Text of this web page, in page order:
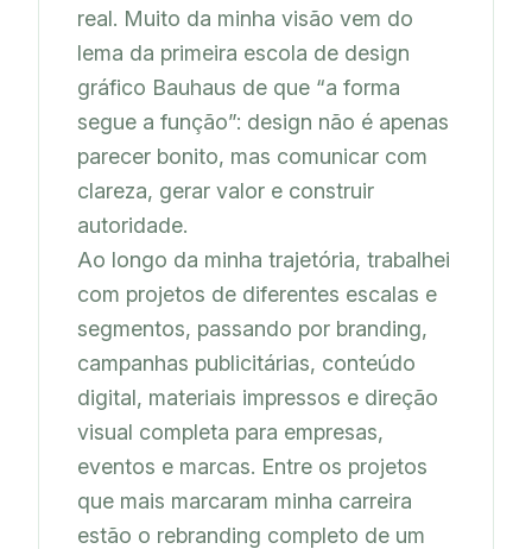
real. Muito da minha visão vem do
lema da primeira escola de design
gráfico Bauhaus de que “a forma
segue a função”: design não é apenas
parecer bonito, mas comunicar com
clareza, gerar valor e construir
autoridade.
Ao longo da minha trajetória, trabalhei
com projetos de diferentes escalas e
segmentos, passando por branding,
campanhas publicitárias, conteúdo
digital, materiais impressos e direção
visual completa para empresas,
eventos e marcas. Entre os projetos
que mais marcaram minha carreira
estão o rebranding completo de um